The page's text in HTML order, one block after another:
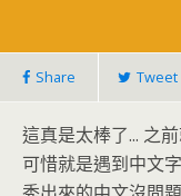
Share Tweet
這真是太棒了... 之
可惜就是遇到中文